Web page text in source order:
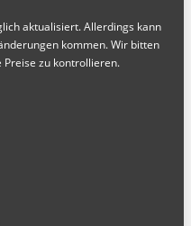
aktualisiert. Allerdings kann
kommen. Wir bitten
zu kontrollieren.